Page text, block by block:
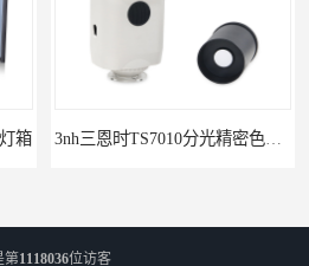
3nh三恩时TS7010分光精密色差仪
第1118036位访客